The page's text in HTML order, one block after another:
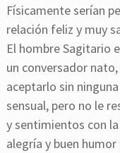
Físicamente serían
relación feliz y muy
El hombre Sagitario
un conversador
aceptarlo sin
sensual, pero no le
y sentimientos con
alegría y buen